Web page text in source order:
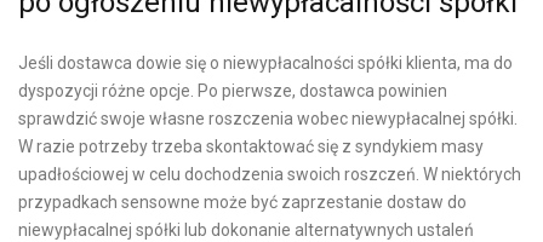
Jeśli dostawca dowie się o niewypłacalności spółki klienta, ma do
dyspozycji różne opcje. Po pierwsze, dostawca powinien
sprawdzić swoje własne roszczenia wobec niewypłacalnej spółki.
W razie potrzeby trzeba skontaktować się z syndykiem masy
upadłościowej w celu dochodzenia swoich roszczeń. W niektórych
przypadkach sensowne może być zaprzestanie dostaw do
niewypłacalnej spółki lub dokonanie alternatywnych ustaleń